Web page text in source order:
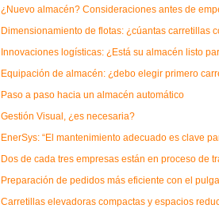
¿Nuevo almacén? Consideraciones antes de
Dimensionamiento de flotas: ¿cúantas carretillas
Innovaciones logísticas: ¿Está su almacén listo
Equipación de almacén: ¿debo elegir primero
Paso a paso hacia un almacén automático
Gestión Visual, ¿es necesaria?
EnerSys: “El mantenimiento adecuado es clave
Dos de cada tres empresas están en proceso de
Preparación de pedidos más eficiente con el
Carretillas elevadoras compactas y espacios